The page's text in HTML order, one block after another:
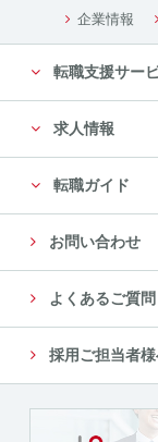
企業情報
転職支援サー
求人情報
転職ガイド
お問い合わせ
よくあるご質問
採用ご担当者